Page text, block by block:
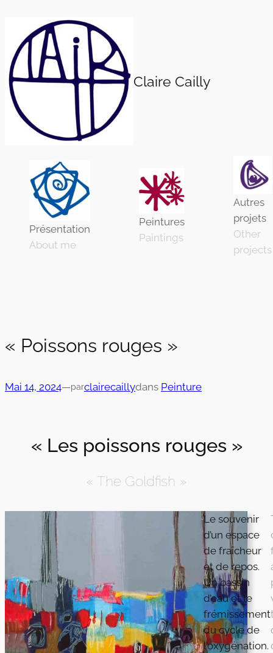
contenu
Claire Cailly
Présentation
About me
Peintures
Paintings
Autres
projets
Other
projects
« Poissons rouges »
Mai 14, 2024—parclairecaillydans Peinture
« Les poissons rouges »
« The Goldfish »
Le souvenir
d’un espace
de fraîcheur
et de repos.
Un bassin
d’eau et le
frémissement
du cycle de
l’oxygénation.